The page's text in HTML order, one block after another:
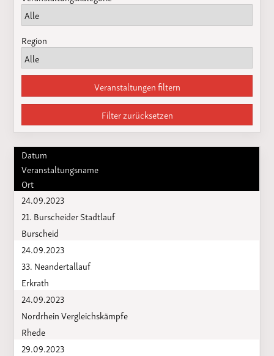
Region
Veranstaltungen filtern
Filter zurücksetzen
Datum
Veranstaltungsname
Ort
24.09.2023
21. Burscheider Stadtlauf
Burscheid
24.09.2023
33. Neandertallauf
Erkrath
24.09.2023
Nordrhein Vergleichskämpfe
Rhede
29.09.2023